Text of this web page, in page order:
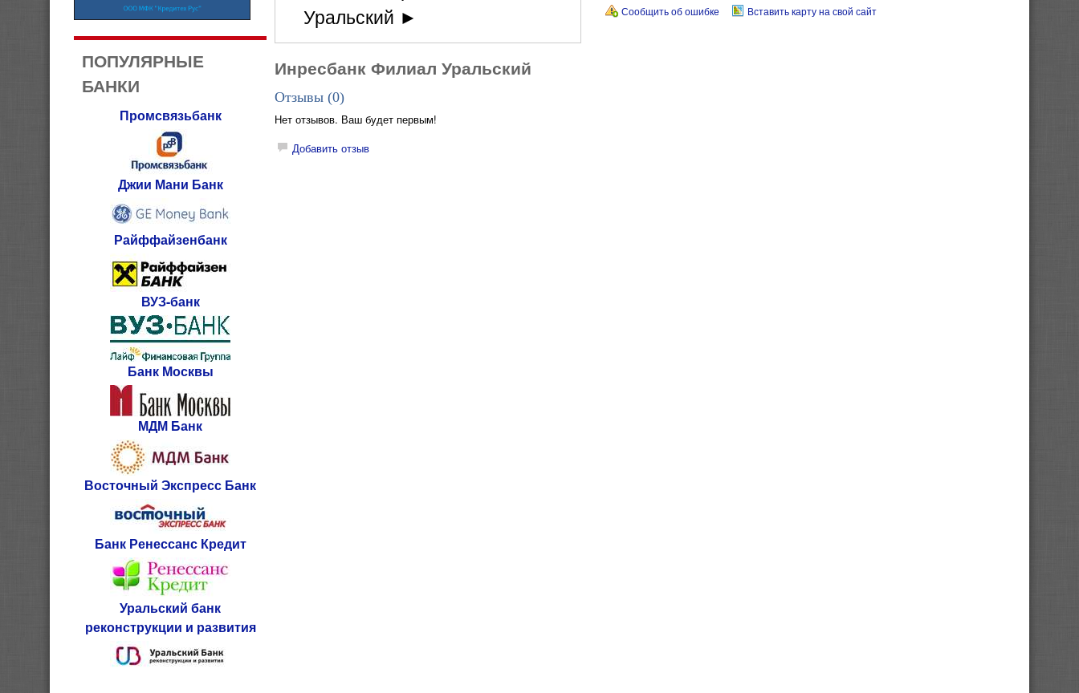
ПОПУЛЯРНЫЕ
БАНКИ
Промсвязьбанк
Джии Мани Банк
Райффайзенбанк
ВУЗ-банк
Банк Москвы
МДМ Банк
Восточный Экспресс Банк
Банк Ренессанс Кредит
Уральский банк
реконструкции и развития
Уральский ►
Сообщить об ошибке
Вставить карту на свой сайт
Инресбанк Филиал Уральский
Отзывы (0)
Нет отзывов. Ваш будет первым!
Добавить отзыв